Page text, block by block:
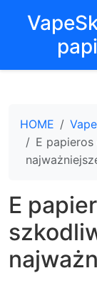
HOME
Vape
E
E